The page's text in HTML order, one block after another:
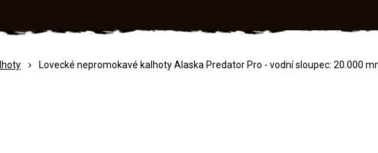
Lovecké nepromokavé kalhoty Alaska Predator Pro - vodní sloupec: 20.000